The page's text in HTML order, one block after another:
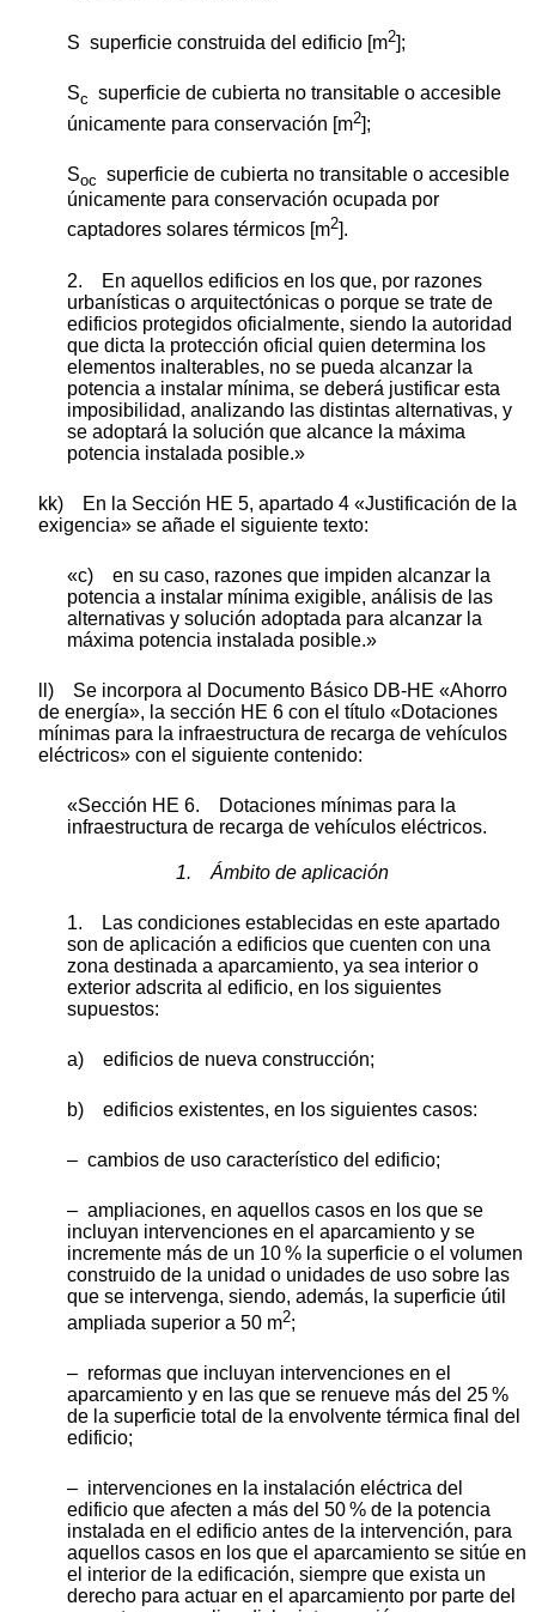
S superficie construida del edificio [m2];
Sc superficie de cubierta no transitable o accesible
únicamente para conservación [m2];
Soc superficie de cubierta no transitable o accesible
únicamente para conservación ocupada por
captadores solares térmicos [m2 ].
2. En aquellos edificios en los que, por razones
urbanísticas o arquitectónicas o porque se trate de
edificios protegidos oficialmente, siendo la autoridad
que dicta la protección oficial quien determina los
elementos inalterables, no se pueda alcanzar la
potencia a instalar mínima, se deberá justificar esta
imposibilidad, analizando las distintas alternativas, y
se adoptará la solución que alcance la máxima
potencia instalada posible.»
kk) En la Sección HE 5, apartado 4 «Justificación de la
exigencia» se añade el siguiente texto:
«c) en su caso, razones que impiden alcanzar la
potencia a instalar mínima exigible, análisis de las
alternativas y solución adoptada para alcanzar la
máxima potencia instalada posible.»
ll) Se incorpora al Documento Básico DB-HE «Ahorro
de energía», la sección HE 6 con el título «Dotaciones
mínimas para la infraestructura de recarga de vehículos
eléctricos» con el siguiente contenido:
«Sección HE 6. Dotaciones mínimas para la
infraestructura de recarga de vehículos eléctricos.
1. Ámbito de aplicación
1. Las condiciones establecidas en este apartado
son de aplicación a edificios que cuenten con una
zona destinada a aparcamiento, ya sea interior o
exterior adscrita al edificio, en los siguientes
supuestos:
a) edificios de nueva construcción;
b) edificios existentes, en los siguientes casos:
– cambios de uso característico del edificio;
– ampliaciones, en aquellos casos en los que se
incluyan intervenciones en el aparcamiento y se
incremente más de un 10 % la superficie o el volumen
construido de la unidad o unidades de uso sobre las
que se intervenga, siendo, además, la superficie útil
ampliada superior a 50 m2;
– reformas que incluyan intervenciones en el
aparcamiento y en las que se renueve más del 25 %
de la superficie total de la envolvente térmica final del
edificio;
– intervenciones en la instalación eléctrica del
edificio que afecten a más del 50 % de la potencia
instalada en el edificio antes de la intervención, para
aquellos casos en los que el aparcamiento se sitúe en
el interior de la edificación, siempre que exista un
derecho para actuar en el aparcamiento por parte del